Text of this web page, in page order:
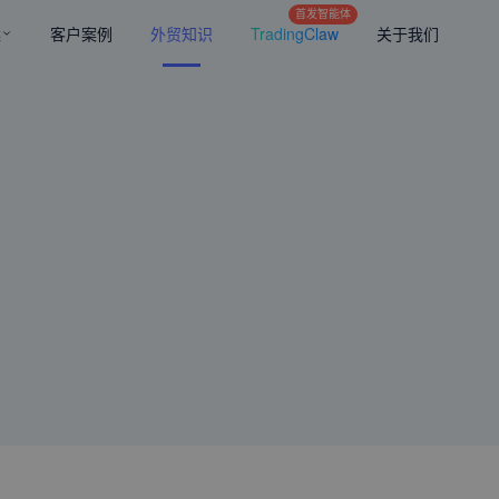
客户案例 外贸知识 TradingClaw
首发智能体
关于我们